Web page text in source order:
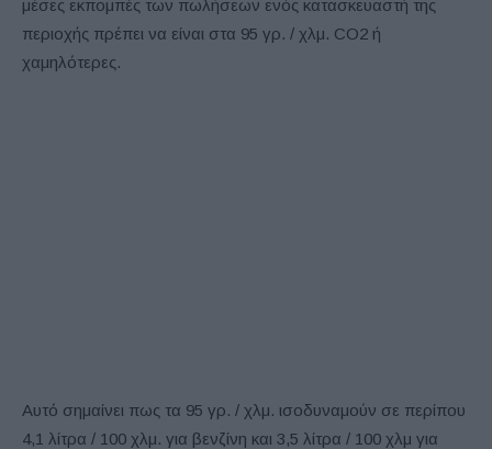
μέσες εκπομπές των πωλήσεων ενός κατασκευαστή της
περιοχής πρέπει να είναι στα 95 γρ. / χλμ. CO2 ή
χαμηλότερες.
Αυτό σημαίνει πως τα 95 γρ. / χλμ. ισοδυναμούν σε περίπου
4,1 λίτρα / 100 χλμ. για βενζίνη και 3,5 λίτρα / 100 χλμ για